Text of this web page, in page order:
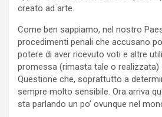
creato ad arte.
Come ben sappiamo, nel nostro
procedimenti penali che accusano
potere di aver ricevuto voti e altre
promessa (rimasta tale o realizzata)
Questione che, soprattutto a
sempre molto sensibile. Ora arriva
sta parlando un po’ ovunque nel